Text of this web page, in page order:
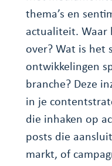
thema’s en
actualiteit. Waar
over? Wat is het
ontwikkelingen
branche? Deze
in je
die inhaken op
posts die
markt, of